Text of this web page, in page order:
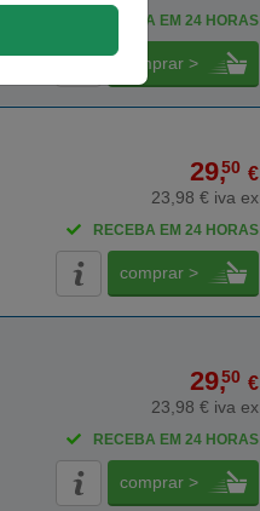
RECEBA EM 24 HORAS
comprar >
29,50 €
23,98 € iva ex
RECEBA EM 24 HORAS
comprar >
29,50 €
23,98 € iva ex
RECEBA EM 24 HORAS
comprar >